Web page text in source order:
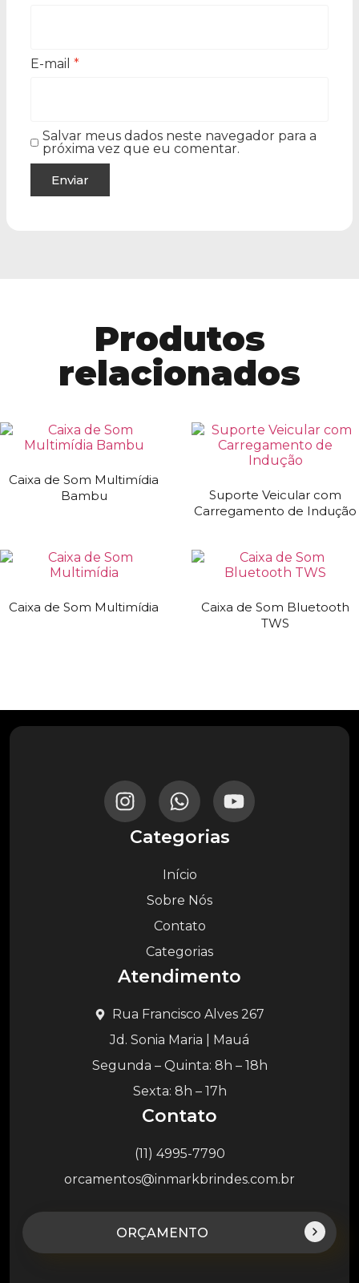
E-mail *
Salvar meus dados neste navegador para a
próxima vez que eu comentar.
Produtos
relacionados
Caixa de Som Multimídia
Bambu
Suporte Veicular com
Carregamento de Indução
Caixa de Som Multimídia
Caixa de Som Bluetooth
TWS
Categorias
Início
Sobre Nós
Contato
Categorias
Atendimento
Rua Francisco Alves 267
Jd. Sonia Maria | Mauá
Segunda – Quinta: 8h – 18h
Sexta: 8h – 17h
Contato
(11) 4995-7790
orcamentos@inmarkbrindes.com.br
ORÇAMENTO